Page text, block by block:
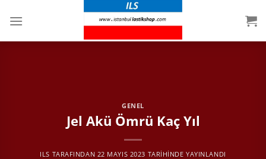
atla
GENEL
Jel Akü Ömrü Kaç Yıl
ILS TARAFINDAN 22 MAYIS 2023 TARIHINDE YAYINLANDI